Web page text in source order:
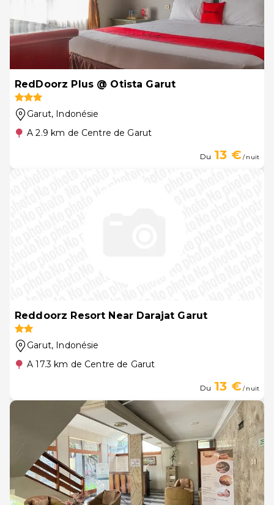
RedDoorz Plus @ Otista Garut
Garut, Indonésie
A 2.9 km de Centre de Garut
Du 13 €/ nuit
Reddoorz Resort Near Darajat Garut
Garut, Indonésie
A 17.3 km de Centre de Garut
Du 13 €/ nuit